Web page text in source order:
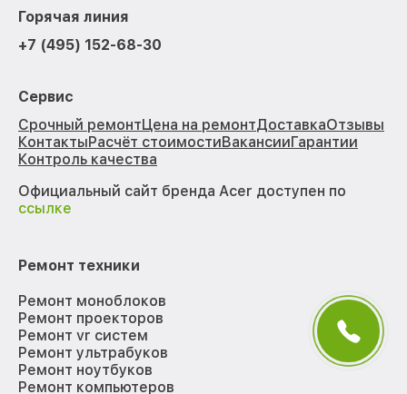
Горячая линия
+7 (495) 152-68-30
Сервис
Срочный ремонтЦена на ремонтДоставкаОтзывы
КонтактыРасчёт стоимостиВакансииГарантии
Контроль качества
Официальный сайт бренда Acer доступен по
ссылке
Ремонт техники
Ремонт моноблоков
Ремонт проекторов
Ремонт vr систем
Ремонт ультрабуков
Ремонт ноутбуков
Ремонт компьютеров